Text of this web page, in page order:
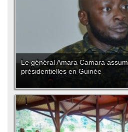
Le général Amara Camara
présidentielles en Guinée